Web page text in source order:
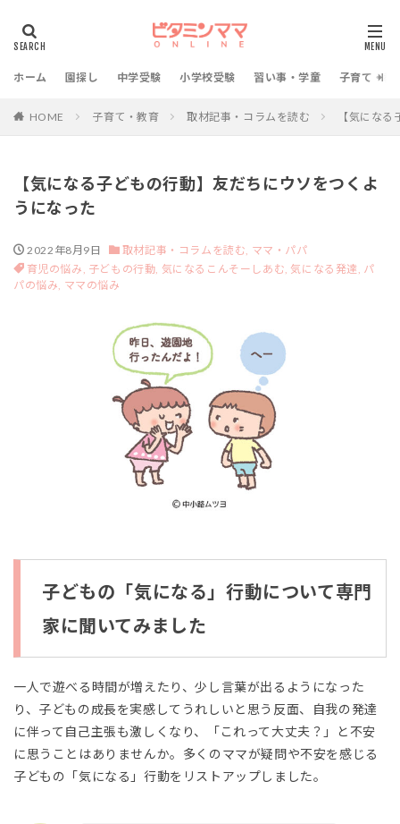
ホーム 園探し 中学受験 小学校受験 習い事・学童 子育て・教
HOME 子育て・教育 取材記事・コラムを読む 【気にな
【気になる子どもの行動】友だちにウソをつくよ
うになった
2022年8月9日 取材記事・コラムを読む, ママ・パパ
育児の悩み, 子どもの行動, 気になるこんそーしあむ, 気になる発達, パ
パの悩み, ママの悩み
子どもの「気になる」行動について専門
家に聞いてみました
一人で遊べる時間が増えたり、少し言葉が出るようになった
り、子どもの成長を実感してうれしいと思う反面、自我の発達
に伴って自己主張も激しくなり、「これって大丈夫？」と不安
に思うことはありませんか。多くのママが疑問や不安を感じる
子どもの「気になる」行動をリストアップしました。